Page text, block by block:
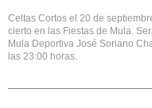
Celtas Cortos el 20 de
cierto en las Fiestas de Mula.
Mula Deportiva José Soriano
las 23:00 horas.